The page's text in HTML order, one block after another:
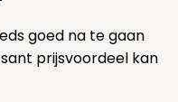
goed na te gaan
prijsvoordeel kan